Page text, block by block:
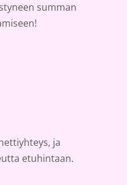
summan
ja
etuhintaan.